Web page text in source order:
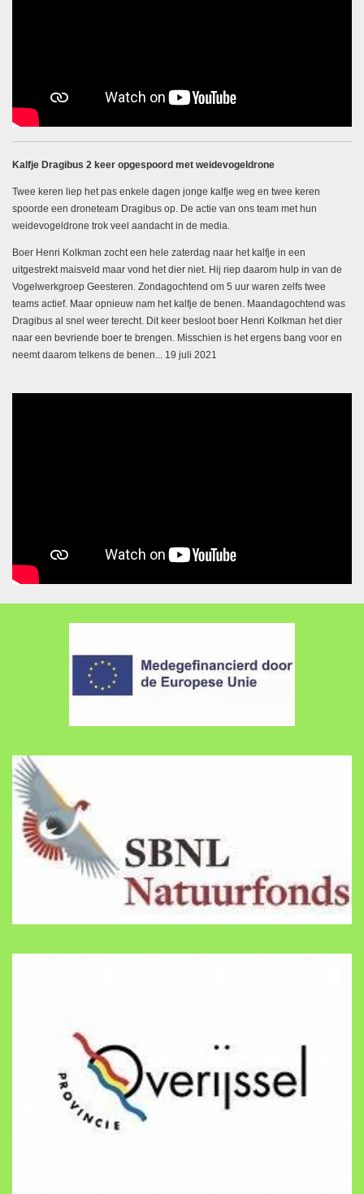
Kalfje Dragibus 2 keer opgespoord met weidevogeldrone
Twee keren liep het pas enkele dagen jonge kalfje weg en twee keren
spoorde een droneteam Dragibus op. De actie van ons team met hun
weidevogeldrone trok veel aandacht in de media.
Boer Henri Kolkman zocht een hele zaterdag naar het kalfje in een
uitgestrekt maisveld maar vond het dier niet. Hij riep daarom hulp in van de
Vogelwerkgroep Geesteren. Zondagochtend om 5 uur waren zelfs twee
teams actief. Maar opnieuw nam het kalfje de benen. Maandagochtend was
Dragibus al snel weer terecht. Dit keer besloot boer Henri Kolkman het dier
naar een bevriende boer te brengen. Misschien is het ergens bang voor en
neemt daarom telkens de benen... 19 juli 2021